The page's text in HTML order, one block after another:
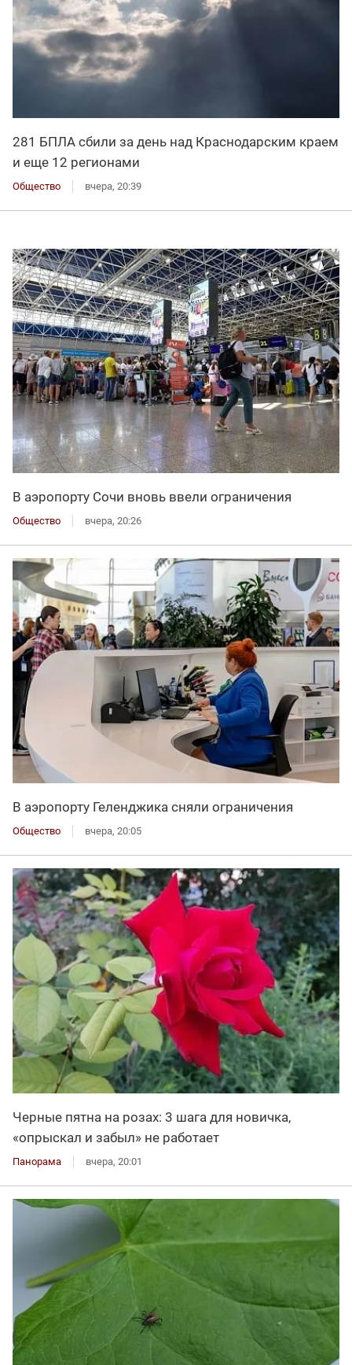
281 БПЛА сбили за день над Краснодарским краем
и еще 12 регионами
Общество вчера, 20:39
В аэропорту Сочи вновь ввели ограничения
Общество вчера, 20:26
В аэропорту Геленджика сняли ограничения
Общество вчера, 20:05
Черные пятна на розах: 3 шага для новичка,
«опрыскал и забыл» не работает
Панорама вчера, 20:01